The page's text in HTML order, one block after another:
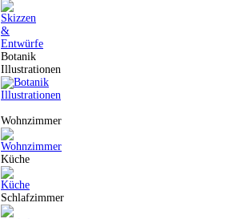
Botanik
Illustrationen
Wohnzimmer
Küche
Schlafzimmer